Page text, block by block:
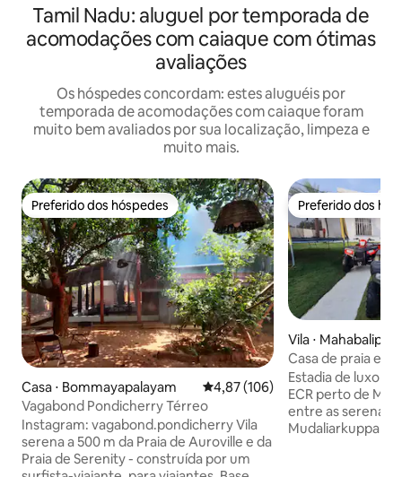
Tamil Nadu: aluguel por temporada de
acomodações com caiaque com ótimas
avaliações
Os hóspedes concordam: estes aluguéis por
temporada de acomodações com caiaque foram
muito bem avaliados por sua localização, limpeza e
muito mais.
Preferido dos hóspedes
Preferido dos hóspedes
Casa ⋅ Bommayapalayam 4,87 de uma avaliação média de
4,87 (106)
Vagabond Pondicherry Térreo
Instagram: vagabond.pondicherry Vila
serena a 500 m da Praia de Auroville e da
Praia de Serenity - construída por um
Preferido dos
Preferido dos
Vila ⋅
Casa de praia em
PearlBeach Annex
Estadia de luxo
ECR perto de
entre as serenas
Mudaliarkuppam